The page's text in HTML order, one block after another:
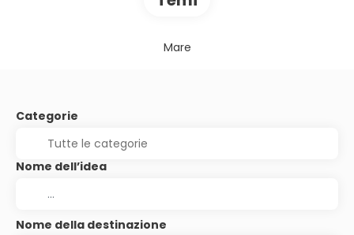
Mare
Categorie
Nome dell’idea
Nome della destinazione